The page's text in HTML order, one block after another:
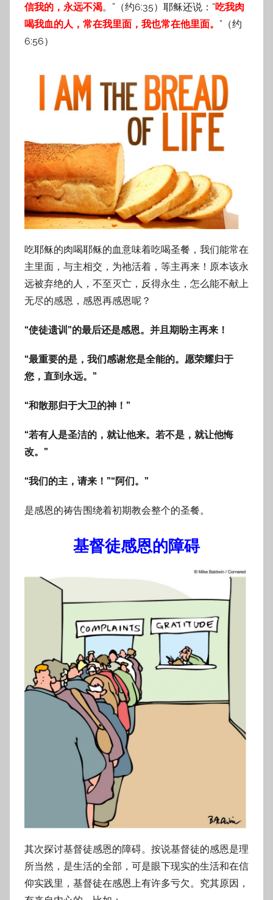
信我的，永远不渴。”（约6:35）耶稣还说：“吃我肉
喝我血的人，常在我里面，我也常在他里面。 ”（约
6:56）
吃耶稣的肉喝耶稣的血意味着吃喝圣餐，我们能常在
主里面，与主相交，为祂活着，等主再来！原本该永
远被弃绝的人，不至灭亡，反得永生，怎么能不献上
无尽的感恩，感恩再感恩呢？
“使徒遗训”的最后还是感恩。并且期盼主再来！
“最重要的是，我们感谢您是全能的。愿荣耀归于
您，直到永远。”
“和散那归于大卫的神！”
“若有人是圣洁的，就让他来。若不是，就让他悔
改。”
“我们的主，请来！”“阿们。”
是感恩的祷告围绕着初期教会整个的圣餐。
基督徒感恩的障碍
其次探讨基督徒感恩的障碍。按说基督徒的感恩是理
所当然，是生活的全部，可是眼下现实的生活和在信
仰实践里，基督徒在感恩上有许多亏欠。究其原因，